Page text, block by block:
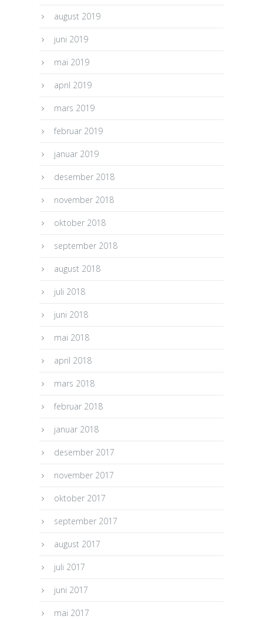
august 2019
juni 2019
mai 2019
april 2019
mars 2019
februar 2019
januar 2019
desember 2018
november 2018
oktober 2018
september 2018
august 2018
juli 2018
juni 2018
mai 2018
april 2018
mars 2018
februar 2018
januar 2018
desember 2017
november 2017
oktober 2017
september 2017
august 2017
juli 2017
juni 2017
mai 2017